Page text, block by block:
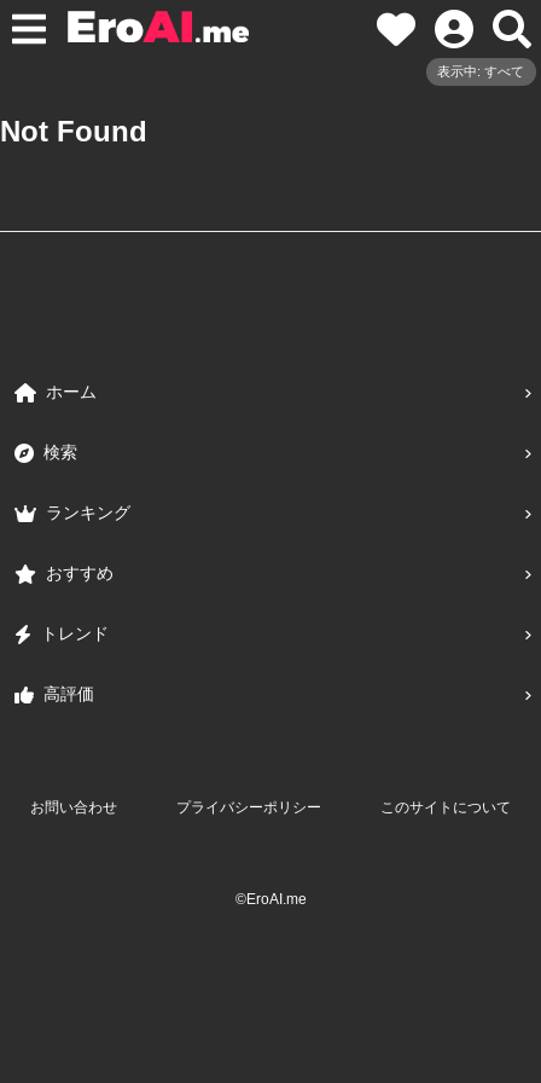
表示中: すべて
Not Found
ホーム
検索
ランキング
おすすめ
トレンド
高評価
お問い合わせ プライバシーポリシー このサイトについて
©EroAI.me